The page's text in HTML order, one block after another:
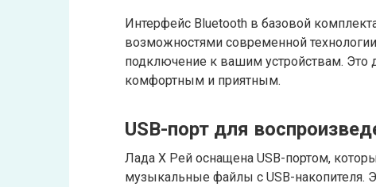
Интерфейс Bluetooth в базовой
возможностями современной
подключение к вашим устройствам. Это
комфортным и приятным.
USB-порт для
Лада Х Рей оснащена USB-портом,
музыкальные файлы с USB-накопителя.